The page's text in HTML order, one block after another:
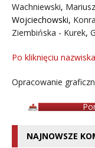
Wachniewski,
Wojciechowski,
Ziembińska - Kurek,
Po kliknięciu
Opracowanie
NAJNOWSZE